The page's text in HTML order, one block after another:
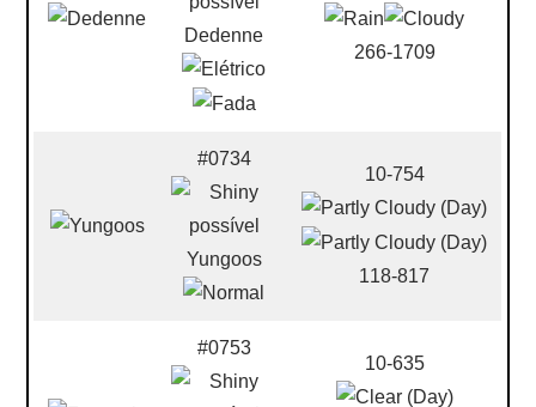
Dedenne
266-1709
#0734
Yungoos
10-754
118-817
#0753
10-635